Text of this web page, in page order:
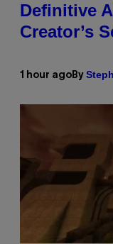
Definitive
Creator’s
1 hour ago By